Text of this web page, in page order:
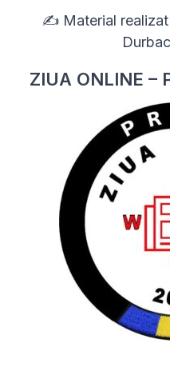
✍ Material realizat
ZIUA ONLINE –